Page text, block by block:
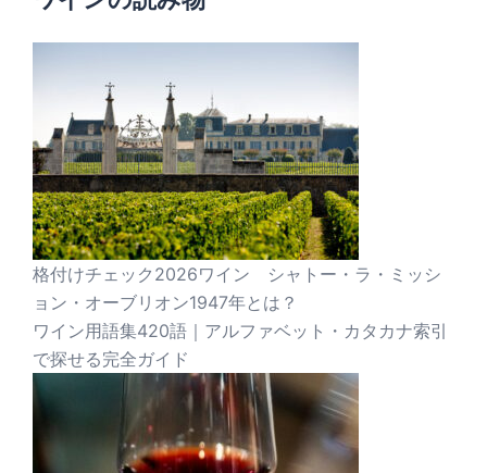
格付けチェック2026ワイン シャトー・ラ・ミッシ
ョン・オーブリオン1947年とは？
ワイン用語集420語｜アルファベット・カタカナ索引
で探せる完全ガイド